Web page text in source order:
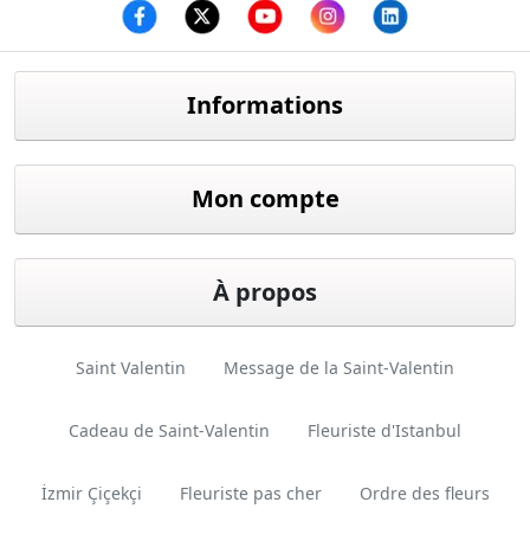
Informations
Mon compte
À propos
Saint Valentin Message de la Saint-Valentin
Cadeau de Saint-Valentin Fleuriste d'Istanbul
İzmir Çiçekçi Fleuriste pas cher Ordre des fleurs